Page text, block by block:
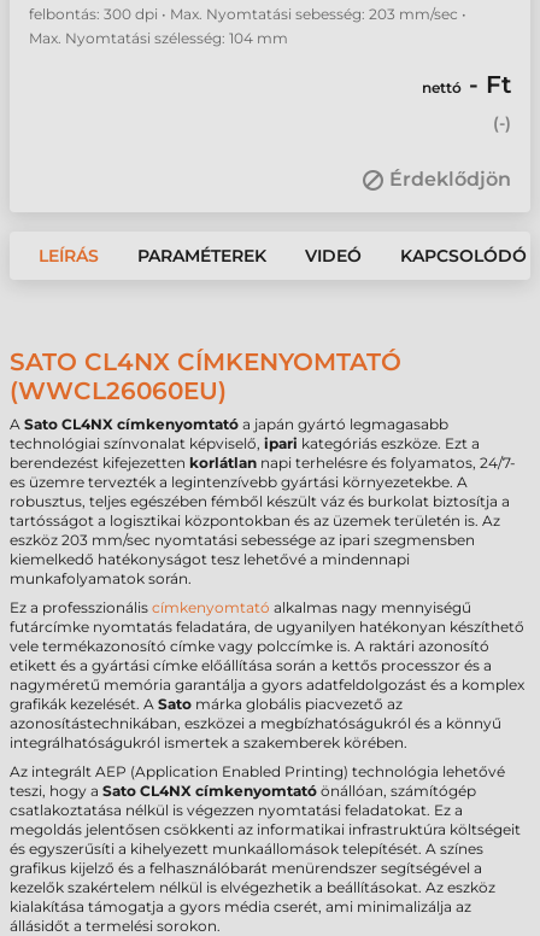
felbontás: 300 dpi • Max. Nyomtatási sebesség: 203 mm/sec •
Max. Nyomtatási szélesség: 104 mm
nettó - Ft
(-)
Érdeklődjön
LEÍRÁS PARAMÉTEREK VIDEÓ KAPCSOLÓDÓ
SATO CL4NX CÍMKENYOMTATÓ
(WWCL26060EU)
A Sato CL4NX címkenyomtató a japán gyártó legmagasabb
technológiai színvonalat képviselő, ipari kategóriás eszköze. Ezt a
berendezést kifejezetten korlátlan napi terhelésre és folyamatos, 24/7-
es üzemre tervezték a legintenzívebb gyártási környezetekbe. A
robusztus, teljes egészében fémből készült váz és burkolat biztosítja a
tartósságot a logisztikai központokban és az üzemek területén is. Az
eszköz 203 mm/sec nyomtatási sebessége az ipari szegmensben
kiemelkedő hatékonyságot tesz lehetővé a mindennapi
munkafolyamatok során.
Ez a professzionális címkenyomtató alkalmas nagy mennyiségű
futárcímke nyomtatás feladatára, de ugyanilyen hatékonyan készíthető
vele termékazonosító címke vagy polccímke is. A raktári azonosító
etikett és a gyártási címke előállítása során a kettős processzor és a
nagyméretű memória garantálja a gyors adatfeldolgozást és a komplex
grafikák kezelését. A Sato márka globális piacvezető az
azonosítástechnikában, eszközei a megbízhatóságukról és a könnyű
integrálhatóságukról ismertek a szakemberek körében.
Az integrált AEP (Application Enabled Printing) technológia lehetővé
teszi, hogy a Sato CL4NX címkenyomtató önállóan, számítógép
csatlakoztatása nélkül is végezzen nyomtatási feladatokat. Ez a
megoldás jelentősen csökkenti az informatikai infrastruktúra költségeit
és egyszerűsíti a kihelyezett munkaállomások telepítését. A színes
grafikus kijelző és a felhasználóbarát menürendszer segítségével a
kezelők szakértelem nélkül is elvégezhetik a beállításokat. Az eszköz
kialakítása támogatja a gyors média cserét, ami minimalizálja az
állásidőt a termelési sorokon.